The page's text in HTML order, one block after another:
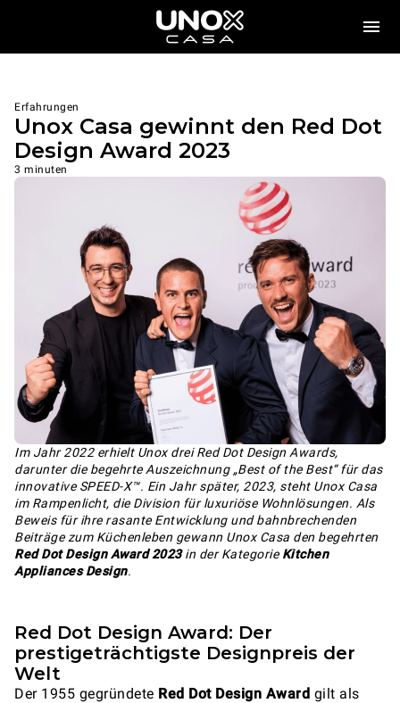
Erfahrungen
Unox Casa gewinnt den Red Dot
Design Award 2023
3 minuten
Im Jahr 2022 erhielt Unox drei Red Dot Design Awards,
darunter die begehrte Auszeichnung „Best of the Best“ für das
innovative SPEED-X™. Ein Jahr später, 2023, steht Unox Casa
im Rampenlicht, die Division für luxuriöse Wohnlösungen. Als
Beweis für ihre rasante Entwicklung und bahnbrechenden
Beiträge zum Küchenleben gewann Unox Casa den begehrten
Red Dot Design Award 2023in der Kategorie Kitchen
Appliances Design.
Red Dot Design Award: Der
prestigeträchtigste Designpreis der
Welt
Der 1955 gegründete Red Dot Design Award gilt als